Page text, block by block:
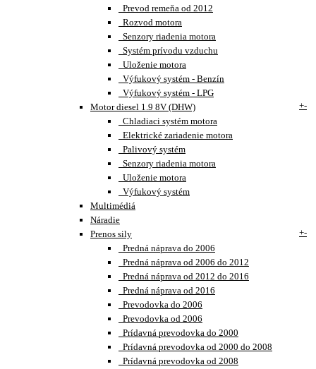
Prevod remeňa od 2012
Rozvod motora
Senzory riadenia motora
Systém prívodu vzduchu
Uloženie motora
Výfukový systém - Benzín
Výfukový systém - LPG
Motor diesel 1.9 8V (DHW)
+-
Chladiaci systém motora
Elektrické zariadenie motora
Palivový systém
Senzory riadenia motora
Uloženie motora
Výfukový systém
Multimédiá
Náradie
Prenos sily
+-
Predná náprava do 2006
Predná náprava od 2006 do 2012
Predná náprava od 2012 do 2016
Predná náprava od 2016
Prevodovka do 2006
Prevodovka od 2006
Prídavná prevodovka do 2000
Prídavná prevodovka od 2000 do 2008
Prídavná prevodovka od 2008